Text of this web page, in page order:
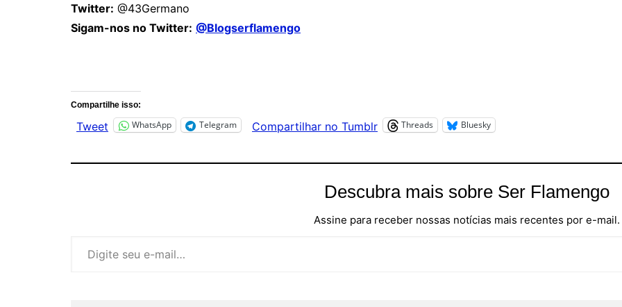
Twitter: @43Germano
Sigam-nos no Twitter: @Blogserflamengo
Compartilhe isso:
Tweet WhatsApp Telegram Compartilhar no Tumblr Threads Bluesky
Descubra mais sobre Ser Flamengo
Assine para receber nossas notícias mais recentes por e-mail.